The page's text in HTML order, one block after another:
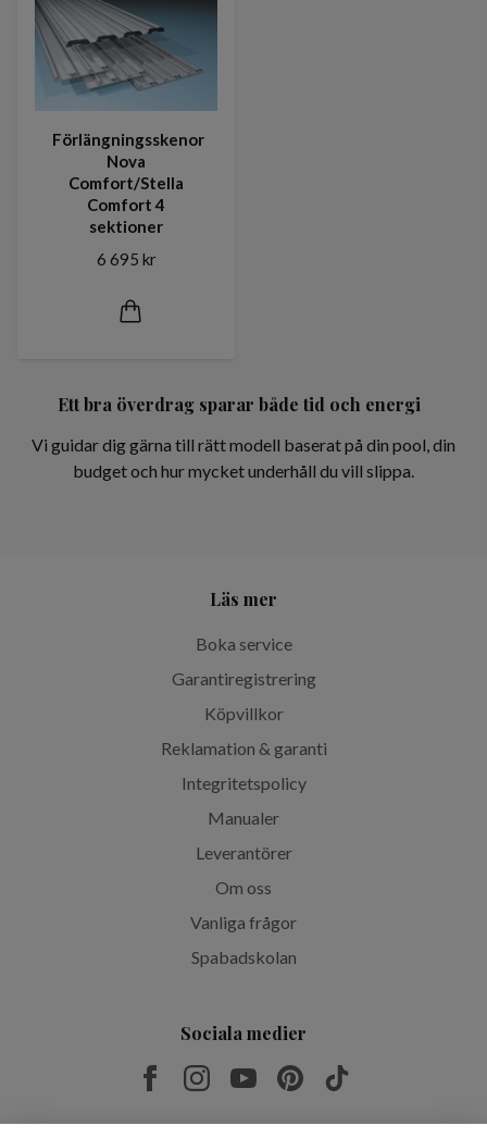
Förlängningsskenor
Nova
Comfort/Stella
Comfort 4
sektioner
6 695 kr
Ett bra överdrag sparar både tid och energi
Vi guidar dig gärna till rätt modell baserat på din pool, din
budget och hur mycket underhåll du vill slippa.
Läs mer
Boka service
Garantiregistrering
Köpvillkor
Reklamation & garanti
Integritetspolicy
Manualer
Leverantörer
Om oss
Vanliga frågor
Spabadskolan
Sociala medier